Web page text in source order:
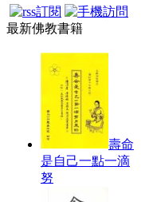
最新佛教書籍
壽命
是自己一點一滴
努